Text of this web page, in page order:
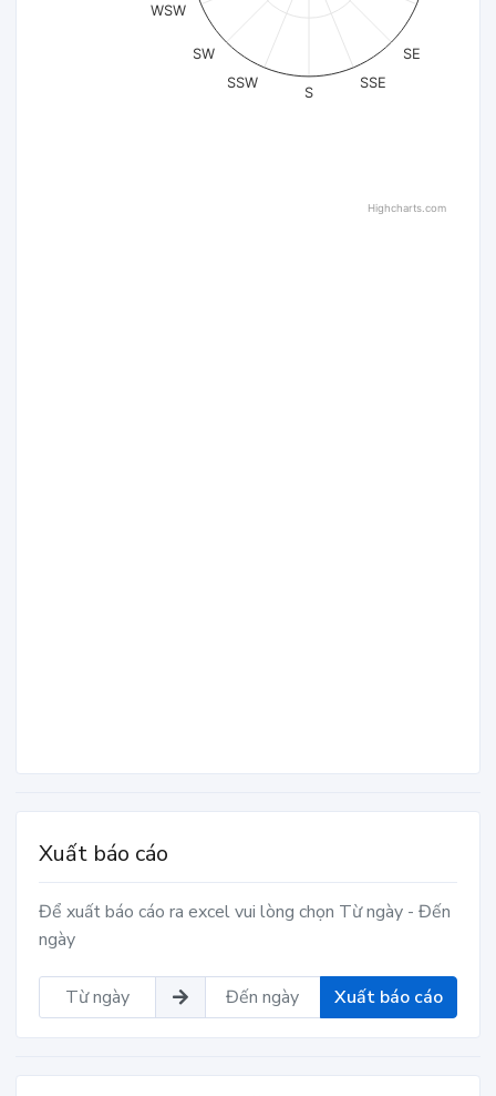
SE
SSE
S
SSW
SW
WSW
Highcharts.com
Xuất báo cáo
Để xuất báo cáo ra excel vui lòng chọn Từ ngày - Đến
ngày
Xuất báo cáo